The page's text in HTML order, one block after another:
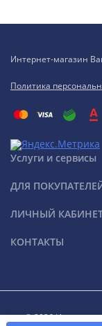
Интернет-магазин
Политика
Услуги и сервисы
ДЛЯ
ЛИЧНЫЙ
КОНТАКТЫ
© 2026